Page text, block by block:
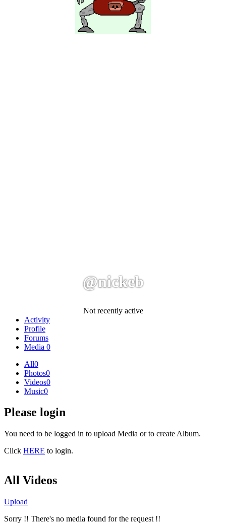
@nickeb
Not recently active
Activity
Profile
Forums
Media 0
All0
Photos0
Videos0
Music0
Please login
You need to be logged in to upload Media or to create Album.
Click HERE to login.
All Videos
Upload
Sorry !! There's no media found for the request !!